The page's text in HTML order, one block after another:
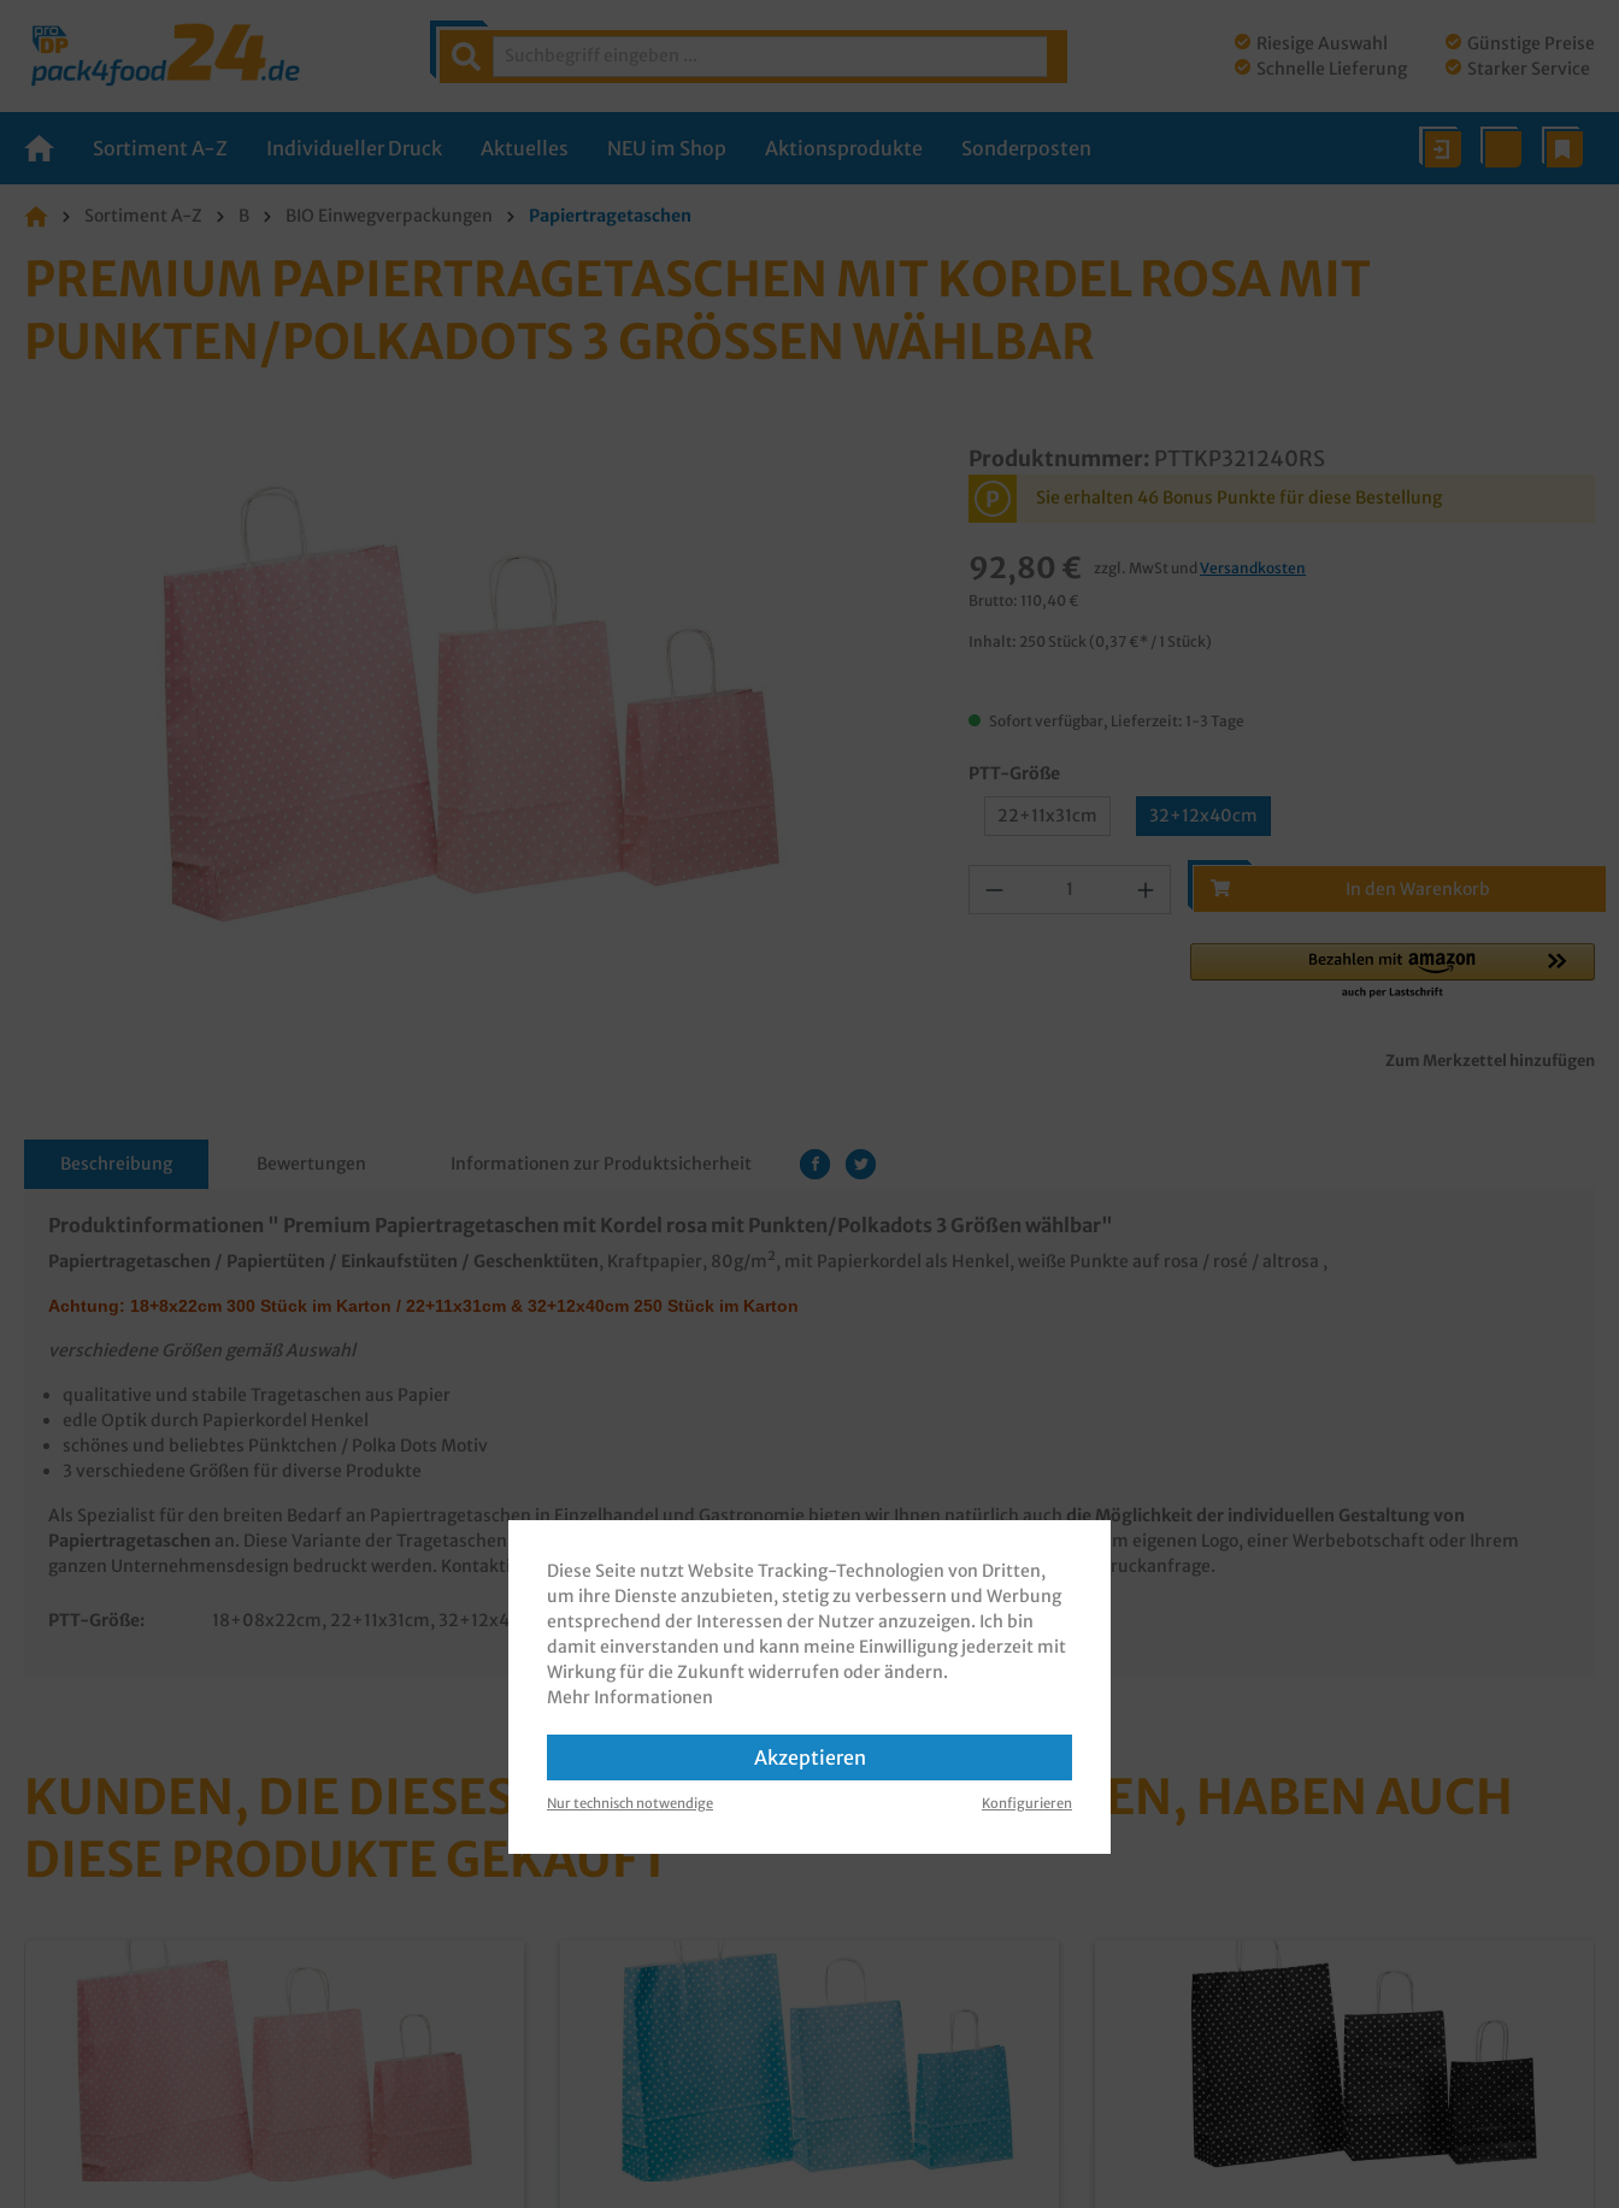
Riesige Auswahl
Schnelle Lieferung
Günstige Preise
Starker Service
Sortiment A-Z Individueller Druck Aktuelles NEU im Shop Aktionsprodukte Sonderposten
Sortiment A-Z B BIO Einwegverpackungen Papiertragetaschen
PREMIUM PAPIERTRAGETASCHEN MIT KORDEL ROSA MIT
PUNKTEN/POLKADOTS 3 GRÖSSEN WÄHLBAR
Produktnummer: PTTKP321240RS
P Sie erhalten 46 Bonus Punkte für diese Bestellung
92,80 € zzgl. MwSt und Versandkosten
Brutto: 110,40 €
Inhalt: 250 Stück (0,37 €* / 1 Stück)
Sofort verfügbar, Lieferzeit: 1-3 Tage
PTT-Größe
22+11x31cm
32+12x40cm
In den Warenkorb
Zum Merkzettel hinzufügen
Beschreibung Bewertungen Informationen zur Produktsicherheit
Produktinformationen " Premium Papiertragetaschen mit Kordel rosa mit Punkten/Polkadots 3 Größen wählbar"
Papiertragetaschen / Papiertüten / Einkaufstüten / Geschenktüten , Kraftpapier, 80g/m², mit Papierkordel als Henkel, weiße Punkte auf rosa / rosé / altrosa ,
Achtung: 18+8x22cm 300 Stück im Karton / 22+11x31cm & 32+12x40cm 250 Stück im Karton
verschiedene Größen gemäß Auswahl
qualitative und stabile Tragetaschen aus Papier
edle Optik durch Papierkordel Henkel
schönes und beliebtes Pünktchen / Polka Dots Motiv
3 verschiedene Größen für diverse Produkte
Als Spezialist für den breiten Bedarf an Papiertragetaschen in Einzelhandel und Gastronomie bieten wir Ihnen natürlich auch die Möglichkeit der individuellen Gestaltung von
Papiertragetaschen an. Diese Variante der Tragetaschen aus Papier kann bereits ab einer Auflage von 5000 Stück je Größe mit Ihrem eigenen Logo, einer Werbebotschaft oder Ihrem
ganzen Unternehmensdesign bedruckt werden. Kontaktieren Sie einfach unseren Kundenservice oder senden Sie uns direkt eine Druckanfrage.
PTT-Größe: 18+08x22cm , 22+11x31cm , 32+12x40cm
KUNDEN, DIE DIESES PRODUKT GEKAUFT HABEN, HABEN AUCH
DIESE PRODUKTE GEKAUFT
Diese Seite nutzt Website Tracking-Technologien von Dritten,
um ihre Dienste anzubieten, stetig zu verbessern und Werbung
entsprechend der Interessen der Nutzer anzuzeigen. Ich bin
damit einverstanden und kann meine Einwilligung jederzeit mit
Wirkung für die Zukunft widerrufen oder ändern.
Mehr Informationen
Akzeptieren
Nur technisch notwendige Konfigurieren